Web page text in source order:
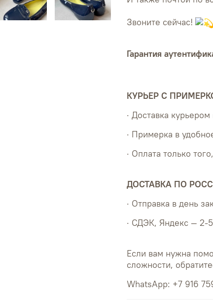
Звоните сейчас!
Гарантия
КУРЬЕР С
· Доставка
· Примерка в
· Оплата только
ДОСТАВКА ПО
· Отправка в день
· СДЭК, Яндекс — 2-
Если вам нужна
сложности,
WhatsApp: +7 916